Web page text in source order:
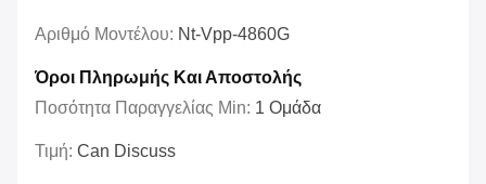
Αριθμό Μοντέλου: Nt-Vpp-4860G
Όροι Πληρωμής Και Αποστολής
Ποσότητα Παραγγελίας Min: 1 Ομάδα
Τιμή: Can Discuss